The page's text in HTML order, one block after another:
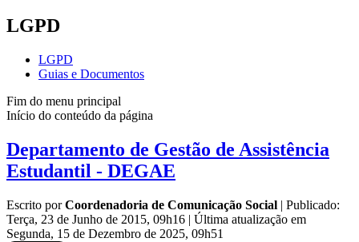
LGPD
LGPD
Guias e Documentos
Fim do menu principal
Início do conteúdo da página
Departamento de Gestão de Assistência
Estudantil - DEGAE
Escrito porCoordenadoria de Comunicação Social | Publicado:
Terça, 23 de Junho de 2015, 09h16 | Última atualização em
Segunda, 15 de Dezembro de 2025, 09h51